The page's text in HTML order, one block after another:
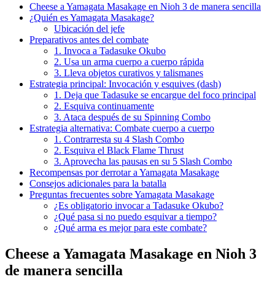
Cheese a Yamagata Masakage en Nioh 3 de manera sencilla
¿Quién es Yamagata Masakage?
Ubicación del jefe
Preparativos antes del combate
1. Invoca a Tadasuke Okubo
2. Usa un arma cuerpo a cuerpo rápida
3. Lleva objetos curativos y talismanes
Estrategia principal: Invocación y esquives (dash)
1. Deja que Tadasuke se encargue del foco principal
2. Esquiva continuamente
3. Ataca después de su Spinning Combo
Estrategia alternativa: Combate cuerpo a cuerpo
1. Contrarresta su 4 Slash Combo
2. Esquiva el Black Flame Thrust
3. Aprovecha las pausas en su 5 Slash Combo
Recompensas por derrotar a Yamagata Masakage
Consejos adicionales para la batalla
Preguntas frecuentes sobre Yamagata Masakage
¿Es obligatorio invocar a Tadasuke Okubo?
¿Qué pasa si no puedo esquivar a tiempo?
¿Qué arma es mejor para este combate?
Cheese a Yamagata Masakage en Nioh 3
de manera sencilla